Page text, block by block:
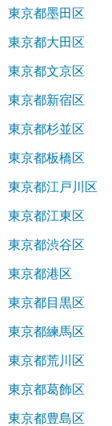
東京都墨田区
東京都大田区
東京都文京区
東京都新宿区
東京都杉並区
東京都板橋区
東京都江戸川区
東京都江東区
東京都渋谷区
東京都港区
東京都目黒区
東京都練馬区
東京都荒川区
東京都葛飾区
東京都豊島区